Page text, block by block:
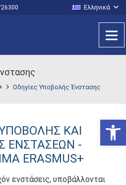
Ελληνικά
Οδηγίες Υποβολής Ένστασης
ΚΑΙ
ΕΝΣΤΑΣΕΩΝ -
ERASMUS+
ενστάσεις, υποβάλλονται